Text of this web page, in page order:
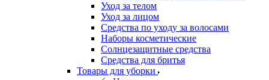
Уход за телом
Уход за лицом
Средства по уходу за волосами
Наборы косметические
Солнцезащитные средства
Средства для бритья
Товары для уборки